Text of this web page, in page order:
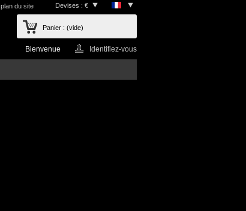
Devises : €
plan du site
Panier : (vide)
Bienvenue Identifiez-vous